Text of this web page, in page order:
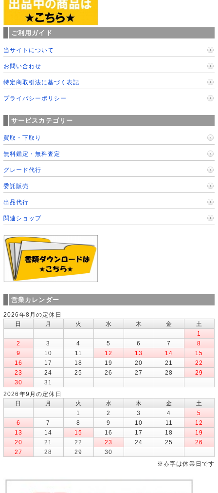
ご利用ガイド
当サイトについて
お問い合わせ
特定商取引法に基づく表記
プライバシーポリシー
サービスカテゴリー
買取・下取り
無料鑑定・無料査定
グレード代行
委託販売
出品代行
関連ショップ
営業カレンダー
2026年8月の定休日
日
月 火 水 木 金
土
1
2
3 4 5 6 7
8
9
10 11 12 13 14
15
16
17 18 19 20 21
22
23
24 25 26 27 28
29
30
31
2026年9月の定休日
日
月 火 水 木 金
土
1
2 3 4
5
6
7 8 9 10 11
12
13
14 15 16 17 18
19
20
21 22 23 24 25
26
27
28 29
30
※赤字は休業日です